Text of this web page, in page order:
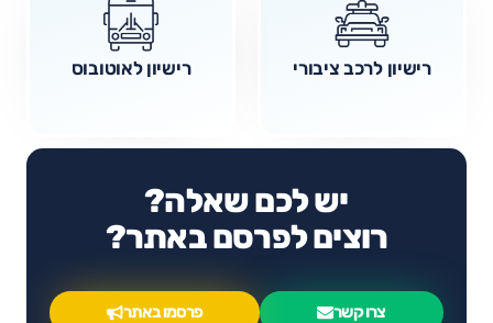
רישיון לרכב ציבורי רישיון לאוטובוס
יש לכם שאלה?
רוצים לפרסם באתר?
צרו קשר פרסמו באתר